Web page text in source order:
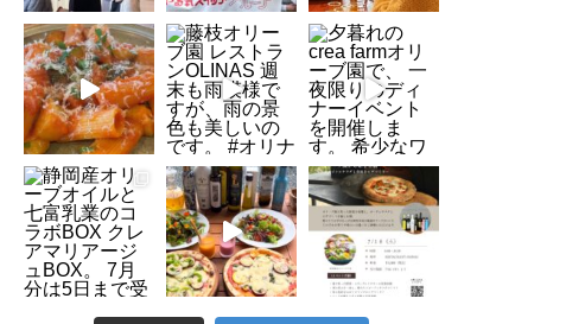
【4/4(土)開催】オリーブと季節
のリースづくり
ハーブリース ワークショップ開